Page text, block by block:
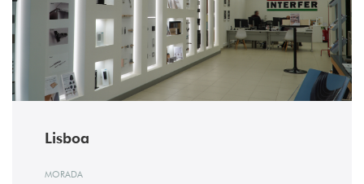
Lisboa
MORADA